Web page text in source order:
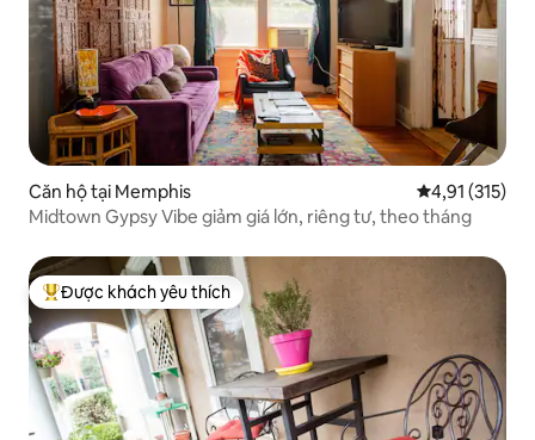
Căn hộ tại Memphis Xếp hạng
4,91 (315)
Midtown Gypsy Vibe giảm giá lớn, riêng tư, theo tháng
Được khách yêu thích nhất
Được khách yêu thích